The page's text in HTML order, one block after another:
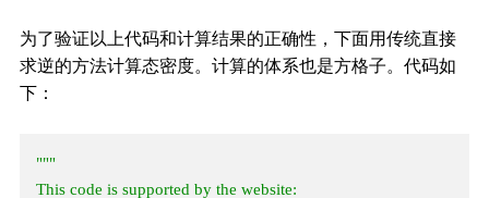
为了验证以上代码和计算结果的正确性，下面用传统直接
求逆的方法计算态密度。计算的体系也是方格子。代码如
下：
"""
This code is supported by the website: